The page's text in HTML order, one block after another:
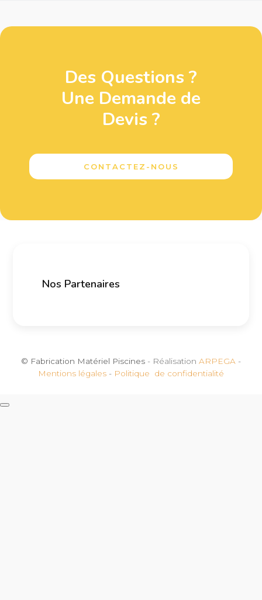
Des Questions ?
Une Demande de
Devis ?
CONTACTEZ-NOUS
Nos Partenaires
© Fabrication Matériel Piscines - Réalisation ARPEGA -
Mentions légales - Politique de confidentialité